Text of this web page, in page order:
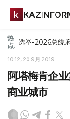
热
点: 选举-2026总统
10:12, 20 9月 2019
阿塔梅肯企
商业城市